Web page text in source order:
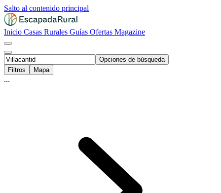
Salto al contenido principal
Inicio Casas Rurales Guías Ofertas Magazine
Opciones de búsqueda
Filtros
Mapa
...